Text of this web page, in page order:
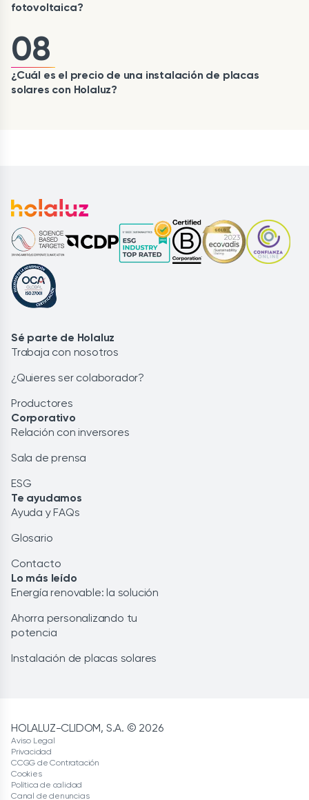
fotovoltaica?
08
¿Cuál es el precio de una instalación de placas
solares con Holaluz?
Sé parte de Holaluz
Trabaja con nosotros
¿Quieres ser colaborador?
Productores
Corporativo
Relación con inversores
Sala de prensa
ESG
Te ayudamos
Ayuda y FAQs
Glosario
Contacto
Lo más leído
Energía renovable: la solución
Ahorra personalizando tu
potencia
Instalación de placas solares
HOLALUZ-CLIDOM, S.A. © 2026
Aviso Legal
Privacidad
CCGG de Contratación
Cookies
Política de calidad
Canal de denuncias